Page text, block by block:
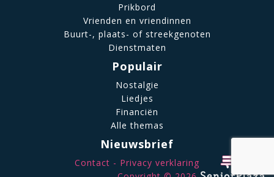
Prikbord
Vrienden en vriendinnen
Buurt-, plaats- of streekgenoten
Dienstmaten
Populair
Nostalgie
Liedjes
Financiën
Alle themas
Nieuwsbrief
Contact
Privacy verklaring